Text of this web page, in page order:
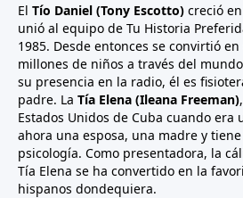
El Tío Daniel (Tony Escotto) creció
unió al equipo de Tu Historia
1985. Desde entonces se convirtió
millones de niños a través del
su presencia en la radio, él es
padre. La Tía Elena (Ileana Freeman)
Estados Unidos de Cuba cuando era
ahora una esposa, una madre y
psicología. Como presentadora, la
Tía Elena se ha convertido en la
hispanos dondequiera.